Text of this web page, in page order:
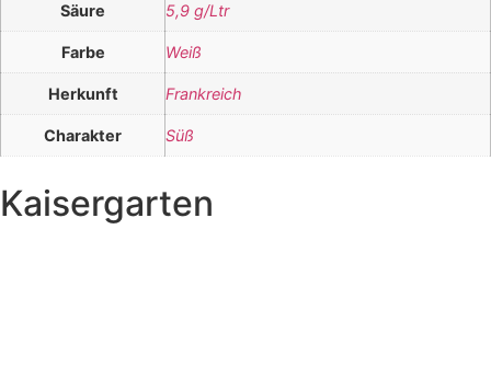
Säure 5,9 g/Ltr
Farbe Weiß
Herkunft Frankreich
Charakter Süß
Kaisergarten